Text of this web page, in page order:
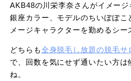
AKB48の川栄李奈さんがイメー
銀座カラー、モデルのちいぽぽこ
メージキャラクターを勤めるシー
どちらも全身脱毛し放題の脱毛サ
で、回数を気にせず通いたい方は
ね。